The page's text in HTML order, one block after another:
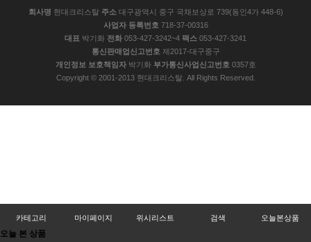
카테고리 마이페이지 위시리스트 검색 오늘본상품
오늘 본 상품
회사명 현대크리스탈 주소대구광역시 중구 국채보상로 739(동인4가 448-6)
사업자 등록번호 718-37-00316
대표 박기화 전화 053-427-3242~4 팩스 053-427-3241
통신판매업신고번호 제2017-대구중구
개인정보 보호책임자박기화 부가통신사업신고번호 0357호
Copyright © 2001-2013 현대크리스탈. All Rights Reserved.